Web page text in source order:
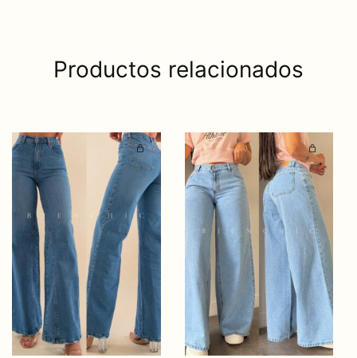
Productos relacionados